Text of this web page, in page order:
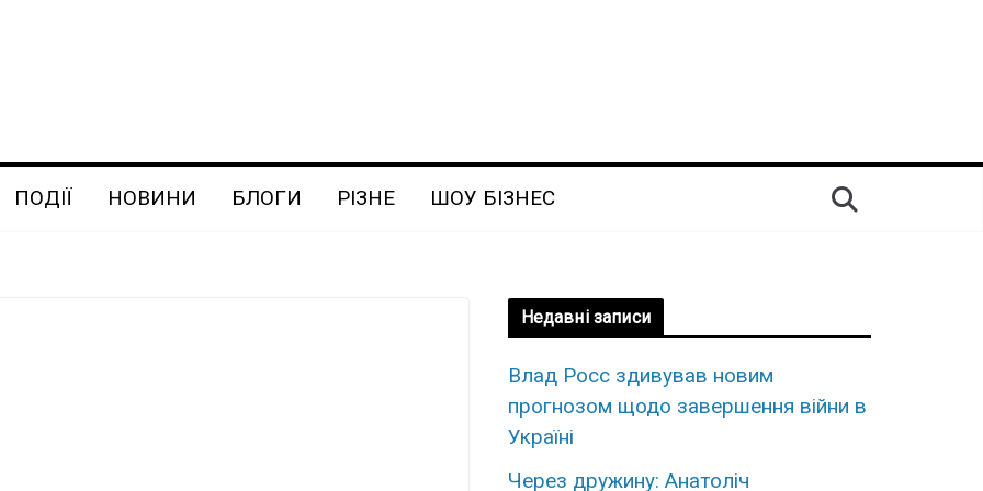
ПОДІЇ НОВИНИ БЛОГИ РІЗНЕ ШОУ БІЗНЕС
Недавні записи
Влад Росс здивував новим
прогнозом щодо завершення війни в
Україні
Через дружину: Анатоліч